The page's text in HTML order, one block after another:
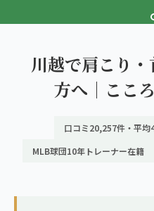
寝違え
姿勢矯正
疲労回復
ゴルフ
立川エリア（2院）
広島エリア（4院）
お知らせ
コラム
川越で肩こり
方へ｜ここ
口コミ20,257件・平均
MLB球団10年トレーナー在籍